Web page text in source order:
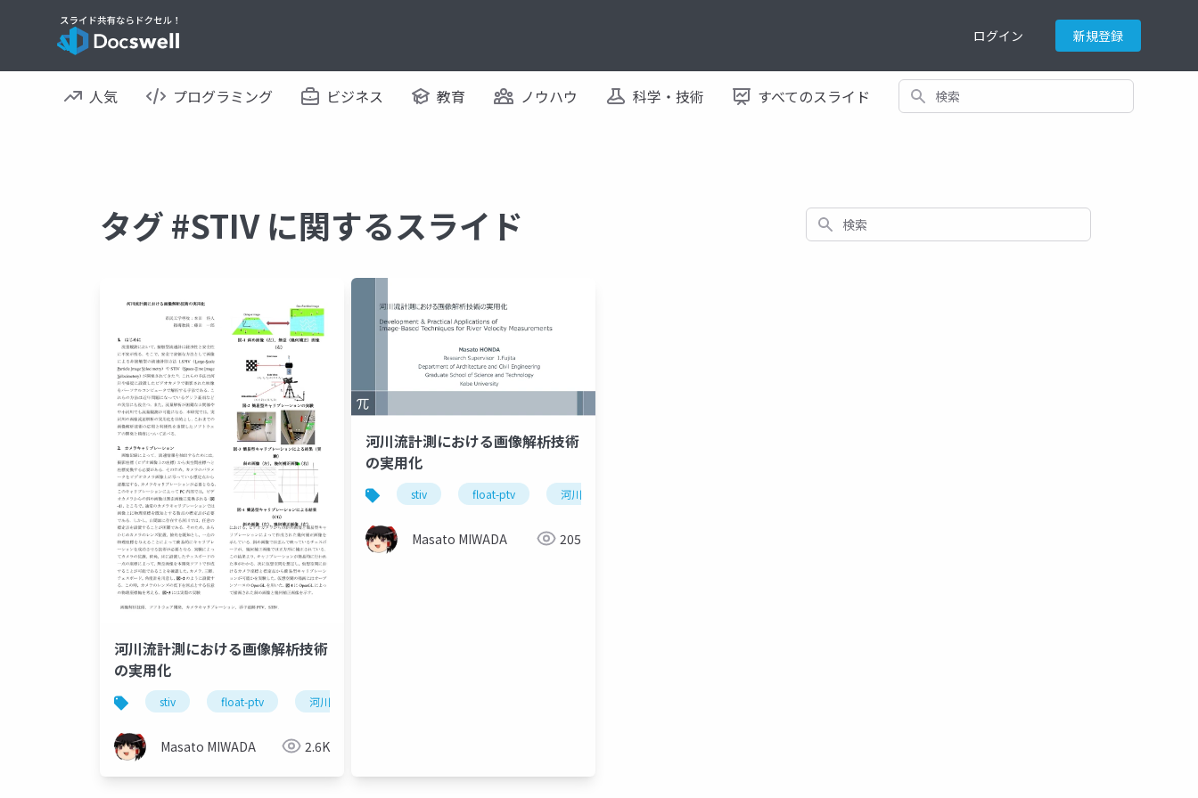
ログイン 新規登録
人気 プログラミング ビジネス 教育 ノウハウ 科学・技術 すべてのスライド 検索
タグ #STIV に関するスライド 検索
河川流計測における画像解析技術
の実用化
stiv float-ptv 河川工学
Masato MIWADA 2.6K
河川流計測における画像解析技術
の実用化
stiv float-ptv 河川工学
Masato MIWADA 205